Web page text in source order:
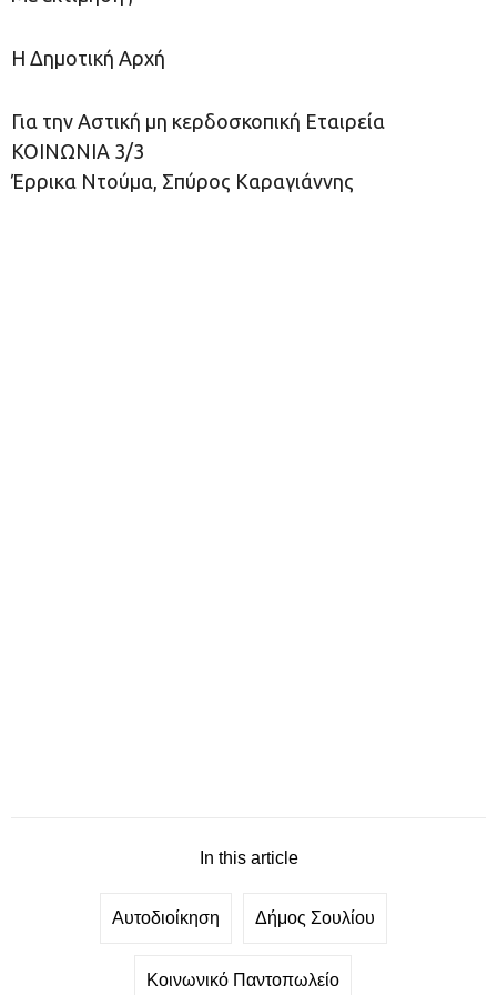
Η Δημοτική Αρχή
Για την Αστική μη κερδοσκοπική Εταιρεία
ΚΟΙΝΩΝΙΑ 3/3
Έρρικα Ντούμα, Σπύρος Καραγιάννης
In this article
Αυτοδιοίκηση Δήμος Σουλίου
Κοινωνικό Παντοπωλείο